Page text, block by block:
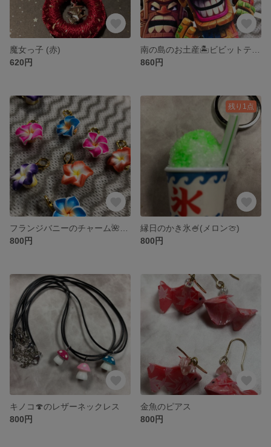
魔女っ子 (赤)
620円
860円
800円
残り1点
縁日のかき氷🍧(メロン🍈)
800円
キノコ🍄のレザーネックレス
800円
金魚のピアス
800円